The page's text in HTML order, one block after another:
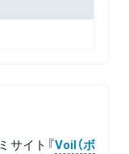
サイト『Voil（ボ